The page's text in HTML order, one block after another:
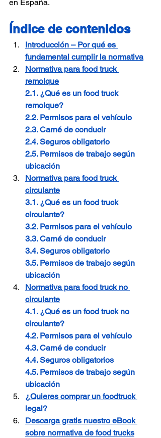
en España.
Índice de contenidos
Introducción – Por qué es
fundamental cumplir la normativa
Normativa para food truck
remolque
2.1. ¿Qué es un food truck
remolque?
2.2. Permisos para el vehículo
2.3. Carné de conducir
2.4. Seguros obligatorio
2.5. Permisos de trabajo según
ubicación
Normativa para food truck
circulante
3.1. ¿Qué es un food truck
circulante?
3.2. Permisos para el vehículo
3.3. Carné de conducir
3.4. Seguros obligatorio
3.5. Permisos de trabajo según
ubicación
Normativa para food truck no
circulante
4.1. ¿Qué es un food truck no
circulante?
4.2. Permisos para el vehículo
4.3. Carné de conducir
4.4. Seguros obligatorios
4.5. Permisos de trabajo según
ubicación
¿Quieres comprar un foodtruck
legal?
Descarga gratis nuestro eBook
sobre normativa de food trucks